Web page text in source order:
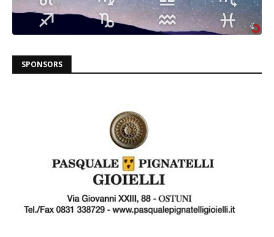
SPONSORS